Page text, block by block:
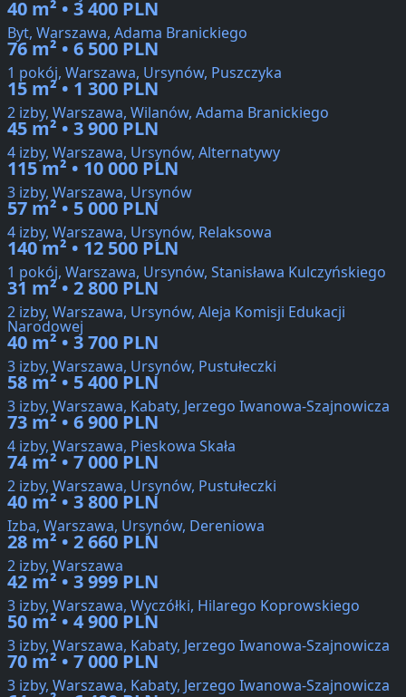
40 m² • 3 400 PLN
Byt, Warszawa, Adama Branickiego
76 m² • 6 500 PLN
1 pokój, Warszawa, Ursynów, Puszczyka
15 m² • 1 300 PLN
2 izby, Warszawa, Wilanów, Adama Branickiego
45 m² • 3 900 PLN
4 izby, Warszawa, Ursynów, Alternatywy
115 m² • 10 000 PLN
3 izby, Warszawa, Ursynów
57 m² • 5 000 PLN
4 izby, Warszawa, Ursynów, Relaksowa
140 m² • 12 500 PLN
1 pokój, Warszawa, Ursynów, Stanisława Kulczyńskiego
31 m² • 2 800 PLN
2 izby, Warszawa, Ursynów, Aleja Komisji Edukacji
Narodowej
40 m² • 3 700 PLN
3 izby, Warszawa, Ursynów, Pustułeczki
58 m² • 5 400 PLN
3 izby, Warszawa, Kabaty, Jerzego Iwanowa-Szajnowicza
73 m² • 6 900 PLN
4 izby, Warszawa, Pieskowa Skała
74 m² • 7 000 PLN
2 izby, Warszawa, Ursynów, Pustułeczki
40 m² • 3 800 PLN
Izba, Warszawa, Ursynów, Dereniowa
28 m² • 2 660 PLN
2 izby, Warszawa
42 m² • 3 999 PLN
3 izby, Warszawa, Wyczółki, Hilarego Koprowskiego
50 m² • 4 900 PLN
3 izby, Warszawa, Kabaty, Jerzego Iwanowa-Szajnowicza
70 m² • 7 000 PLN
3 izby, Warszawa, Kabaty, Jerzego Iwanowa-Szajnowicza